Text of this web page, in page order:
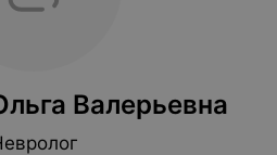
Валерьевна